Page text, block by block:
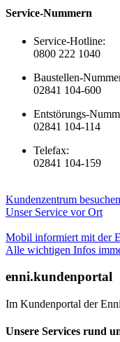
Service-Nummern
Service-Hotline:
0800 222 1040
Baustellen-
02841 104-600
Entstörungs-
02841 104-114
Telefax:
02841 104-159
Kundenzentrum besuchen
Unser Service vor Ort
Mobil informiert mit der
Alle wichtigen Infos
enni.kundenportal
Im Kundenportal der
Unsere Services rund